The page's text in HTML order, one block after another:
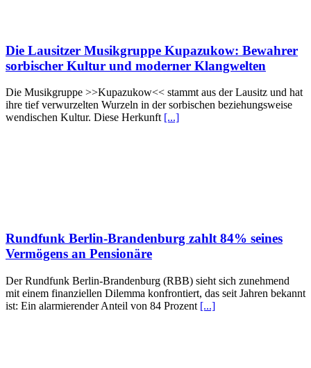
Die Lausitzer Musikgruppe Kupazukow: Bewahrer
sorbischer Kultur und moderner Klangwelten
Die Musikgruppe >>Kupazukow<< stammt aus der Lausitz und hat
ihre tief verwurzelten Wurzeln in der sorbischen beziehungsweise
wendischen Kultur. Diese Herkunft [...]
Rundfunk Berlin-Brandenburg zahlt 84% seines
Vermögens an Pensionäre
Der Rundfunk Berlin-Brandenburg (RBB) sieht sich zunehmend
mit einem finanziellen Dilemma konfrontiert, das seit Jahren bekannt
ist: Ein alarmierender Anteil von 84 Prozent [...]